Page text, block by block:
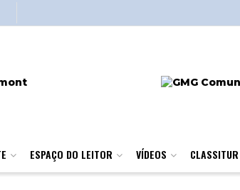
ESPAÇO DO LEITOR VÍDEOS CLASSITUR